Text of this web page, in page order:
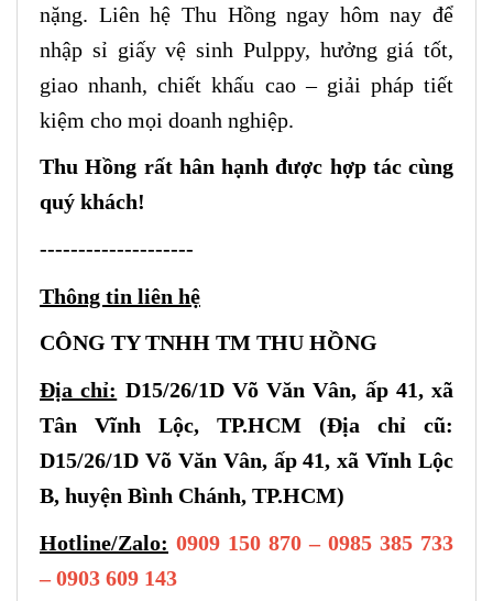
nặng. Liên hệ Thu Hồng ngay hôm nay để
nhập sỉ giấy vệ sinh Pulppy, hưởng giá tốt,
giao nhanh, chiết khấu cao – giải pháp tiết
kiệm cho mọi doanh nghiệp.
Thu Hồng rất hân hạnh được hợp tác cùng
quý khách!
--------------------
Thông tin liên hệ
CÔNG TY TNHH TM THU HỒNG
Địa chỉ: D15/26/1D Võ Văn Vân, ấp 41, xã
Tân Vĩnh Lộc, TP.HCM (Địa chỉ cũ:
D15/26/1D Võ Văn Vân, ấp 41, xã Vĩnh Lộc
B, huyện Bình Chánh, TP.HCM)
Hotline/Zalo: 0909 150 870 – 0985 385 733
– 0903 609 143